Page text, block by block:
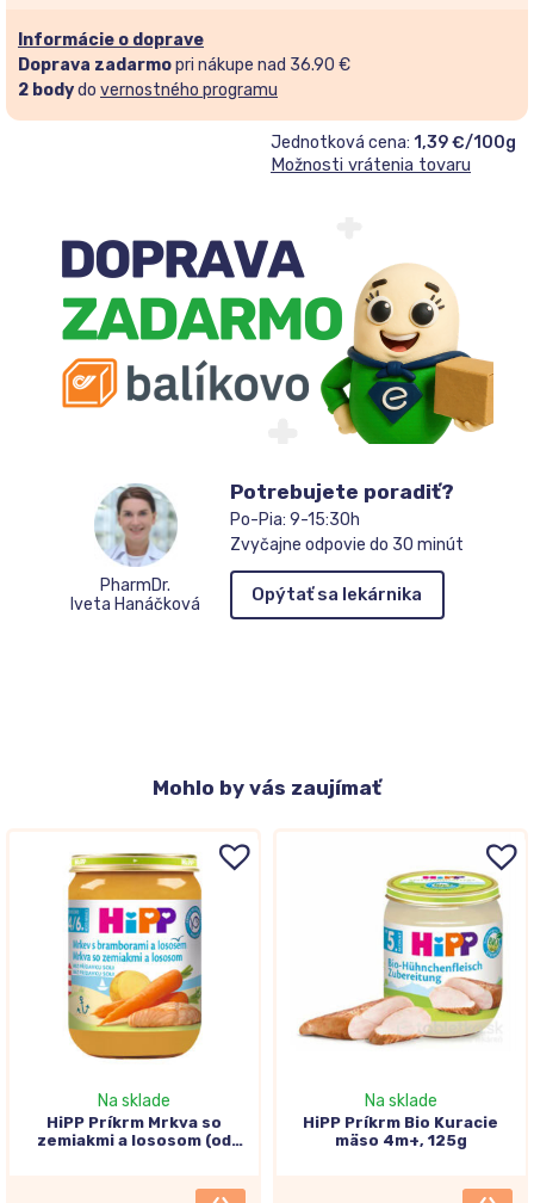
Informácie o doprave
Doprava zadarmopri nákupe nad 36.90 €
2 bodydo vernostného programu
Jednotková cena: 1,39 €/100g
Možnosti vrátenia tovaru
PharmDr.
Iveta Hanáčková
Potrebujete poradiť?
Po-Pia: 9-15:30h
Zvyčajne odpovie do 30 minút
Opýtať sa lekárnika
Mohlo by vás zaujímať
Na sklade
HiPP Príkrm Mrkva so
zemiakmi a lososom (od
Na sklade
HiPP Príkrm Bio Kuracie
mäso 4m+, 125g